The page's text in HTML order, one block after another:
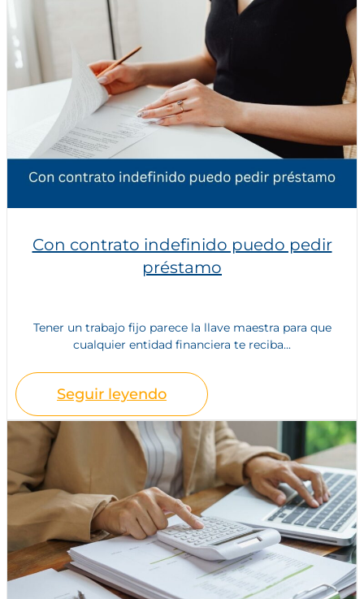
Con contrato indefinido puedo pedir
préstamo
Tener un trabajo fijo parece la llave maestra para que
cualquier entidad financiera te reciba...
Seguir leyendo